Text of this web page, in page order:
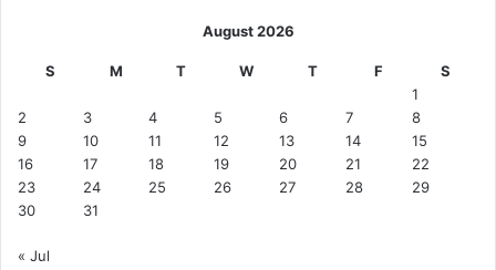
August 2026
S M T W T F
S
1
2
3 4 5 6 7
8
9
10 11 12 13 14
15
16
17 18 19 20 21
22
23
24 25 26 27 28
29
30
31
« Jul